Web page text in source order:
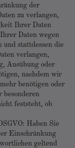
der
zu verlangen,
Ihrer Daten
Daten wegen
und stattdessen die
verlangen,
Ausübung oder
nachdem wir
benötigen oder
besonderen
feststeht, ob
Haben Sie
Einschränkung
geltend